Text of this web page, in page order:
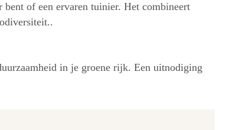
of een ervaren tuinier. Het combineert
in je groene rijk. Een uitnodiging